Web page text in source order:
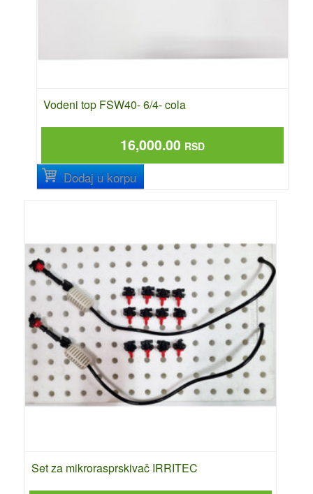
Vodeni top FSW40- 6/4- cola
16,000.00 RSD
Dodaj u korpu
Set za mikrorasprskivač IRRITEC